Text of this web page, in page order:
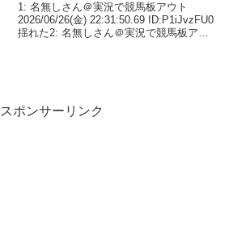
1: 名無しさん＠実況で競馬板アウト
2026/06/26(金) 22:31:50.69 ID:P1iJvzFU0
揺れた2: 名無しさん＠実況で競馬板アウ
スポンサーリンク